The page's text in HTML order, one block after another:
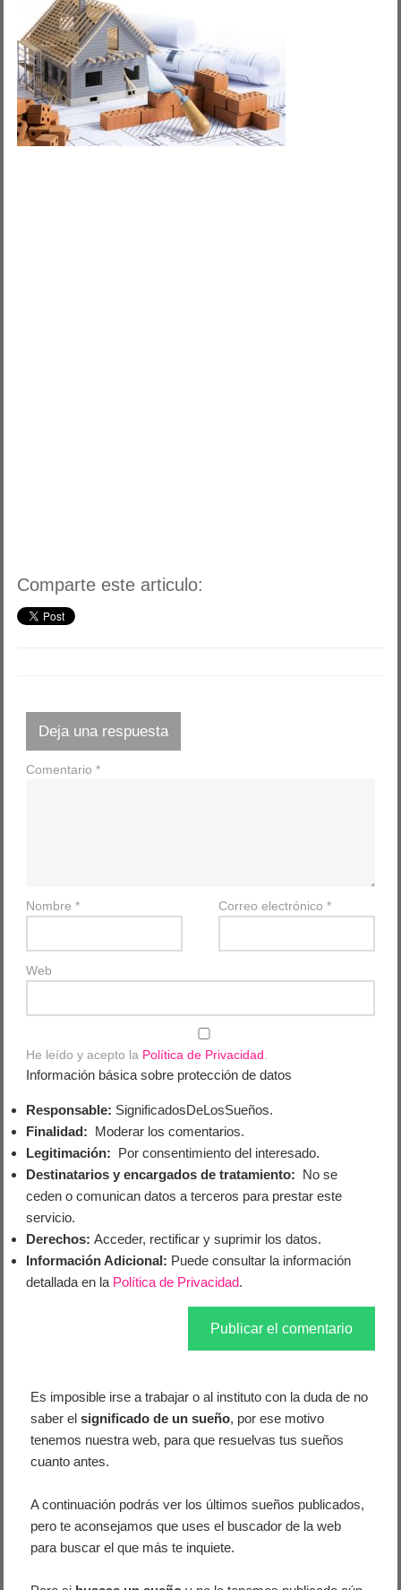
Comparte este articulo:
Deja una respuesta
Comentario*
Nombre* Correo electrónico *
Web
He leído y acepto la Política de Privacidad
Información básica sobre protección de datos
Responsable: SignificadosDeLosSueños.
Finalidad: Moderar los comentarios.
Legitimación: Por consentimiento del interesado.
Destinatarios y encargados de tratamiento: No se
ceden o comunican datos a terceros para prestar este
servicio.
Derechos: Acceder, rectificar y suprimir los datos.
Información Adicional: Puede consultar la información
detallada en la Política de Privacidad.
Es imposible irse a trabajar o al instituto con la duda de no
saber elsignificado de un sueño, por ese motivo
tenemos nuestra web, para que resuelvas tus sueños
cuanto antes.
A continuación podrás ver los últimos sueños publicados,
pero te aconsejamos que uses el buscador de la web
para buscar el que más te inquiete.